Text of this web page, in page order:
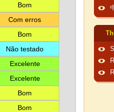
Bom
Com erros
Bom
Não testado
Excelente
Excelente
Bom
Bom